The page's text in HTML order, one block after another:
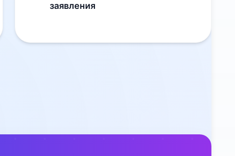
заявления